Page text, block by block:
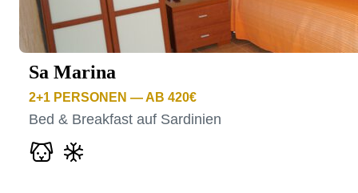
Sa Marina
2+1 PERSONEN — AB 420€
Bed & Breakfast auf Sardinien